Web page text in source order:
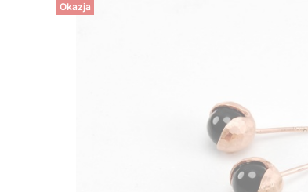
Okazja